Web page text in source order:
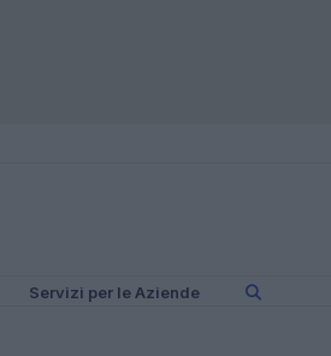
Servizi per le Aziende